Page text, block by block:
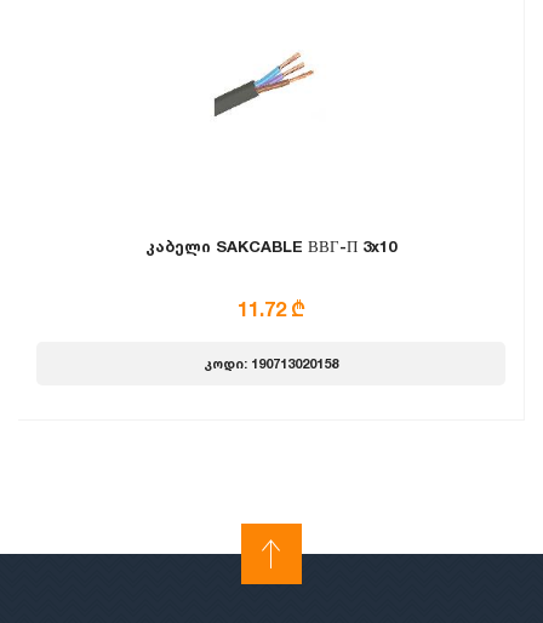
კაბელი SAKCABLE ВВГ-П 3x10
11.72 ₾
კოდი: 190713020158